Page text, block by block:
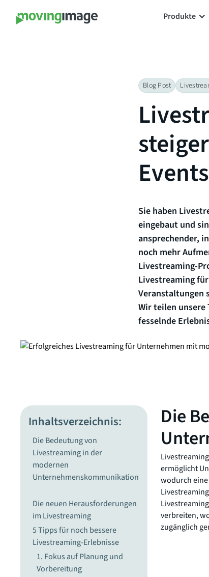
Produkte
Blog Post
Events
Sie haben
eingebaut und
ansprechender,
noch mehr
Livestreaming-
Livestreaming
Veranstaltungen
Wir teilen unsere
fesselnde
Inhaltsverzeichnis:
Die Bedeutung von
Livestreaming in der
modernen
Unternehmenskommunikation
Die neuen Herausforderungen
im Livestreaming
5 Tipps für noch bessere
Livestreaming-Erlebnisse
1. Fokus auf Planung und
Vorbereitung
Die
ermöglicht
wodurch
verbreiten,
zugänglich